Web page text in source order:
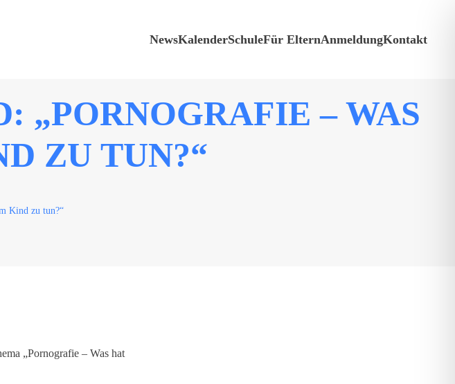
NewsKalenderSchuleFür ElternAnmeldungKontakt
„PORNOGRAFIE – WAS
ZU TUN?“
Kind zu tun?“
„Pornografie – Was hat